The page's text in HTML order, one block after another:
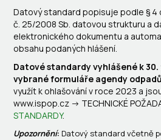
Datový standard popisuje podle § 4
č. 25/2008 Sb. datovou strukturu a
elektronického dokumentu a
obsahu podaných hlášení.
Datové standardy vyhlášené k
vybrané formuláře agendy
využít k ohlašování v roce 2023 a
www.ispop.cz -> TECHNICKÉ
STANDARDY.
Upozornění: Datový standard včetně